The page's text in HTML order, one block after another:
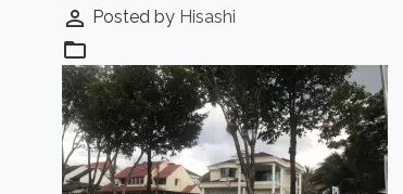
perm_identity Posted by Hisashi
folder_open